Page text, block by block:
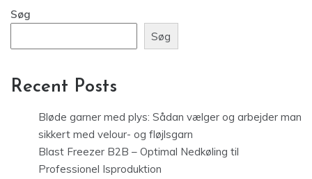
Søg
Søg
Recent Posts
Bløde garner med plys: Sådan vælger og arbejder man
sikkert med velour- og fløjlsgarn
Blast Freezer B2B – Optimal Nedkøling til
Professionel Isproduktion